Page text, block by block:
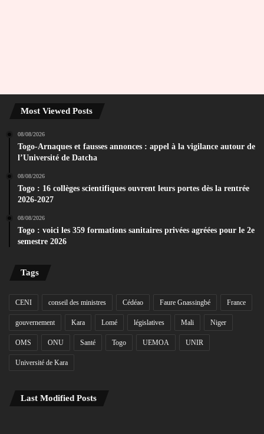
Most Viewed Posts
08/08/2026
Togo-Arnaques et fausses annonces : appel à la vigilance autour de
l’Université de Datcha
08/08/2026
Togo : 16 collèges scientifiques ouvrent leurs portes dès la rentrée
2026-2027
08/08/2026
Togo : voici les 359 formations sanitaires privées agréées pour le 2e
semestre 2026
Tags
CENI conseil des ministres Cédéao Faure Gnassingbé France
gouvernement Kara Lomé législatives Mali Niger
OMS ONU Santé Togo UEMOA UNIR
Université de Kara
Last Modified Posts